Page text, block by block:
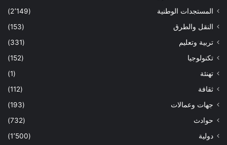
المستجدات الوطنية
(2٬149)
النقل والطرق
(153)
تربية وتعليم
(331)
تكنولوجيا
(152)
تهنئة
(1)
ثقافة
(112)
جهات وعمالات
(193)
حوادث
(732)
دولية
(1٬500)